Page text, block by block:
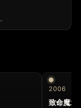
2006
致命魔术